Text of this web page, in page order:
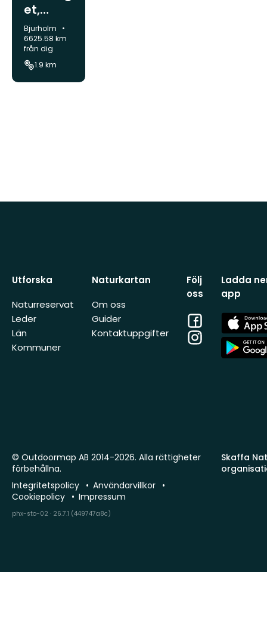
et,
vandrin
gsled
Kommun:
Bjurholm
6625.58 km
från dig
1.9 km
Utforska
Naturreservat
Leder
Län
Kommuner
Naturkartan
Om oss
Guider
Kontaktuppgifter
Följ
oss
Facebook
Instagram
Ladda
app
App
Store
App
Store
Skaffa
© Outdoormap AB 2014-2026. Alla rättigheter
förbehållna.
Integritetspolicy
Användarvillkor
Cookiepolicy
Impressum
phx-sto-02 · 26.7.1 (449747a8c)